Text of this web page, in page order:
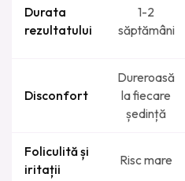
Durata
rezultatului
1-2
săptămâni
Disconfort
Dureroasă
la fiecare
ședință
Foliculită și
iritații
Risc mare